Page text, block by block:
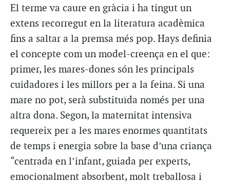
El terme va caure en gràcia i ha tingut un
extens recorregut en la literatura acadèmica
fins a saltar a la premsa més pop. Hays definia
el concepte com un model-creença en el que:
primer, les mares-dones són les principals
cuidadores i les millors per a la feina. Si una
mare no pot, serà substituïda només per una
altra dona. Segon, la maternitat intensiva
requereix per a les mares enormes quantitats
de temps i energia sobre la base d’una criança
“centrada en l’infant, guiada per experts,
emocionalment absorbent, molt treballosa i